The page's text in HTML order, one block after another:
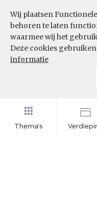
Thema's
Wij plaatsen
behoren te laten
waarmee wij het
Deze cookies
informatie